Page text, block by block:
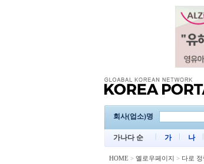
회사(업소)명
가나다 순 가 나
HOME > 옐로우페이지 > 다로 정